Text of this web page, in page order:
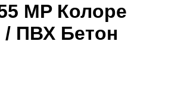
MP Колоре
/ ПВХ Бетон